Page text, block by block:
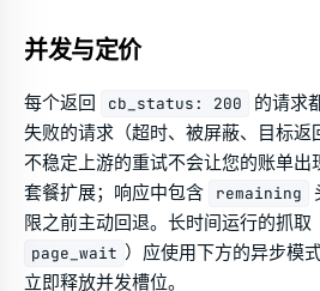
并发与定价
每个返回 cb_status: 200
的请求
失败的请求（超时、被屏蔽、目标
不稳定上游的重试不会让您的账单出
套餐扩展；响应中包含
remaining
限之前主动回退。长时间运行的抓取
page_wait ）应使用下方的异步模
立即释放并发槽位。